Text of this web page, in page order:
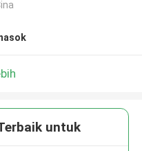
untuk